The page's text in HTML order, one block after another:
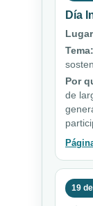
Día
Tema:
Por
de
19